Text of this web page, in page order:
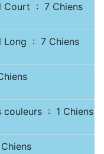
Court : 7 Chiens
Long : 7 Chiens
couleurs : 1 Chiens